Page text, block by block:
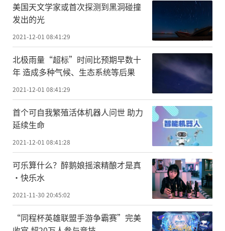
美国天文学家或首次探测到黑洞碰撞
发出的光
2021-12-01 08:41:29
北极雨量“超标”时间比预期早数十
年 造成多种气候、生态系统等后果
2021-12-01 08:41:29
首个可自我繁殖活体机器人问世 助力
延续生命
2021-12-01 08:41:28
可乐算什么？醉鹅娘摇滚精酿才是真
·快乐水
2021-11-30 20:45:02
“同程杯英雄联盟手游争霸赛”完美